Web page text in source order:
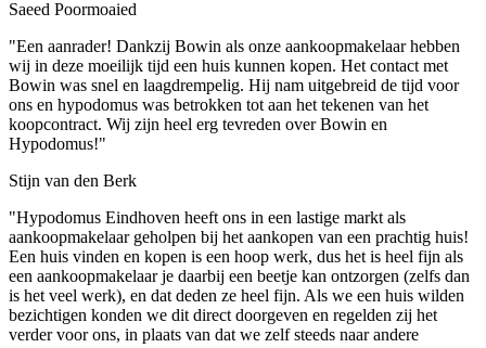
Saeed Poormoaied
"Een aanrader! Dankzij Bowin als onze aankoopmakelaar hebben
wij in deze moeilijk tijd een huis kunnen kopen. Het contact met
Bowin was snel en laagdrempelig. Hij nam uitgebreid de tijd voor
ons en hypodomus was betrokken tot aan het tekenen van het
koopcontract. Wij zijn heel erg tevreden over Bowin en
Hypodomus!"
Stijn van den Berk
"Hypodomus Eindhoven heeft ons in een lastige markt als
aankoopmakelaar geholpen bij het aankopen van een prachtig huis!
Een huis vinden en kopen is een hoop werk, dus het is heel fijn als
een aankoopmakelaar je daarbij een beetje kan ontzorgen (zelfs dan
is het veel werk), en dat deden ze heel fijn. Als we een huis wilden
bezichtigen konden we dit direct doorgeven en regelden zij het
verder voor ons, in plaats van dat we zelf steeds naar andere